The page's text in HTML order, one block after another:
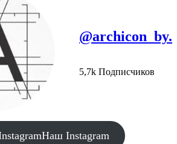
@archicon_by.
5,7k Подписчиков
Наш Instagram